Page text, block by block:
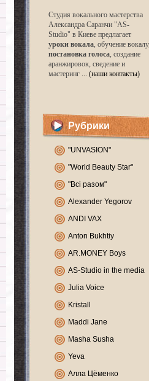
Студия вокального мастерства
Александра Саранчи "AS-
Studio" в Киеве предлагает
уроки вокала, обучение вокалу,
постановка голоса, создание
аранжировок, сведение и
мастеринг ... (наши контакты)
Рубрики
"UNVASION"
"World Beauty Star"
"Всі разом"
Alexander Yegorov
ANDI VAX
Anton Bukhtiy
AR.MONEY Boys
AS-Studio in the media
Julia Voice
Kristall
Maddi Jane
Masha Susha
Yeva
Алла Цёменко